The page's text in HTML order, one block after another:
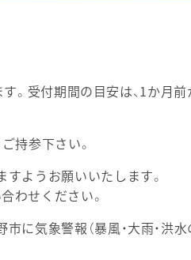
受付期間の目安は、1か月
持参下さい。
ようお願いいたします。
わせください。
に気象警報（暴風・大雨・